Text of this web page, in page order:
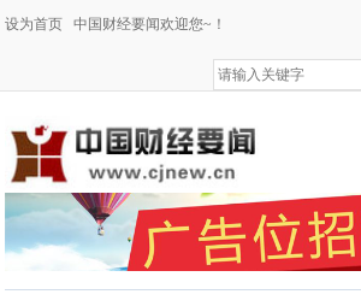
设为首页 中国财经要闻欢迎您~！